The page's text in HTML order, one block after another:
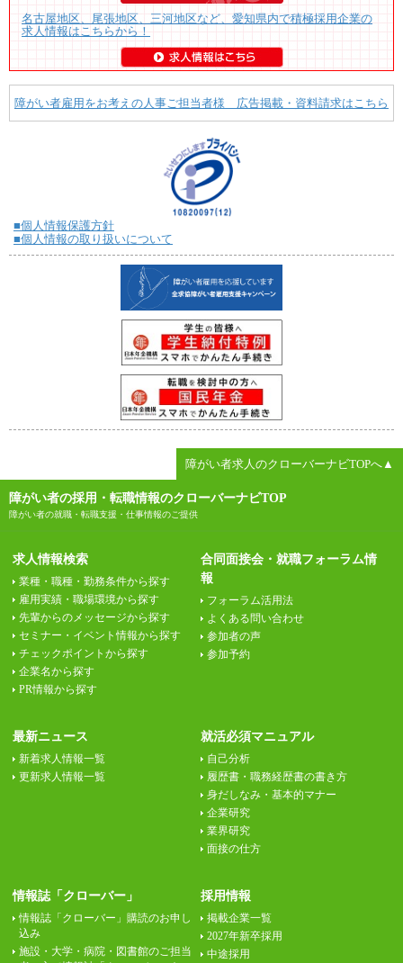
名古屋地区、尾張地区、三河地区など、愛知県内で積極採用企業の
求人情報はこちらから！
障がい者雇用をお考えの人事ご担当者様 広告掲載・資料請求はこちら
■個人情報保護方針
■個人情報の取り扱いについて
障がい者求人のクローバーナビTOPへ▲
障がい者の採用・転職情報のクローバーナビTOP
障がい者の就職・転職支援・仕事情報のご提供
求人情報検索
業種・職種・勤務条件から探す
雇用実績・職場環境から探す
先輩からのメッセージから探す
セミナー・イベント情報から探す
チェックポイントから探す
企業名から探す
PR情報から探す
合同面接会・就職フォーラム情
報
フォーラム活用法
よくある問い合わせ
参加者の声
参加予約
最新ニュース
新着求人情報一覧
更新求人情報一覧
就活必須マニュアル
自己分析
履歴書・職務経歴書の書き方
身だしなみ・基本的マナー
企業研究
業界研究
面接の仕方
情報誌「クローバー」
情報誌「クローバー」購読のお申し
込み
施設・大学・病院・図書館のご担当
採用情報
掲載企業一覧
2027年新卒採用
中途採用